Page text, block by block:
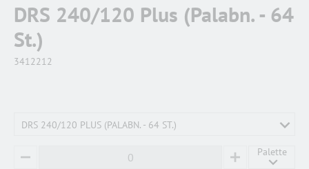
DRS 240/120 Plus (Palabn. - 64
St.)
3412212
DRS 240/120 PLUS (PALABN. - 64 ST.)
MINUS PLUS
Palette